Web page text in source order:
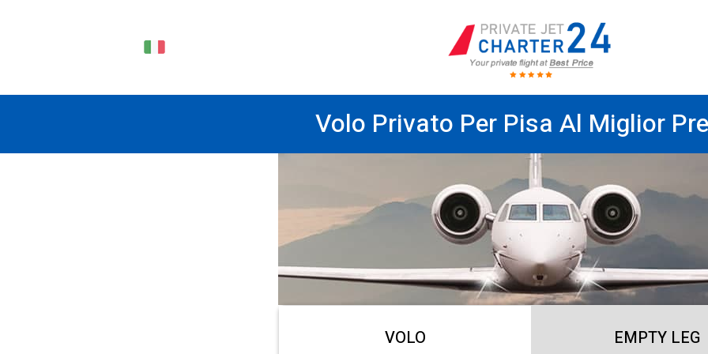
Volo Privato Per Pisa Al Miglior
VOLO EMPTY LEG